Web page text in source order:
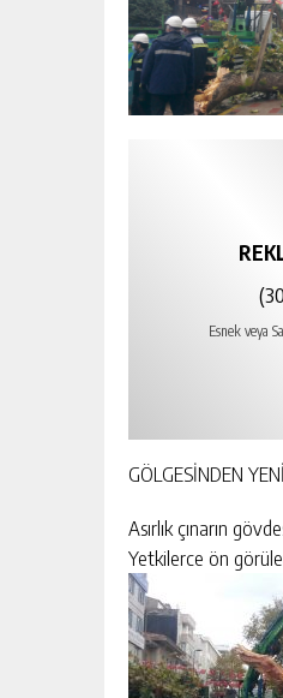
Esnek veya
GÖLGESİNDEN
Asırlık çınarın
Yetkilerce ön